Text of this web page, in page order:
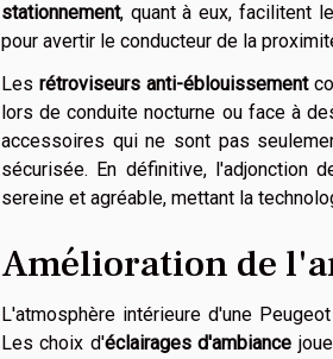
stationnement, quant à eux, facilitent
pour avertir le conducteur de la
Les rétroviseurs anti-éblouissement
lors de conduite nocturne ou face à
accessoires qui ne sont pas
sécurisée. En définitive, l'adjonction
sereine et agréable, mettant la
Amélioration de
L'atmosphère intérieure d'une
Les choix d'éclairages d'ambiance